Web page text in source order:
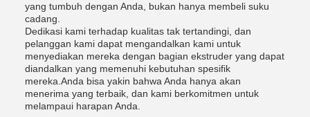
yang tumbuh dengan Anda, bukan hanya membeli suku
cadang.
Dedikasi kami terhadap kualitas tak tertandingi, dan
pelanggan kami dapat mengandalkan kami untuk
menyediakan mereka dengan bagian ekstruder yang dapat
diandalkan yang memenuhi kebutuhan spesifik
mereka.Anda bisa yakin bahwa Anda hanya akan
menerima yang terbaik, dan kami berkomitmen untuk
melampaui harapan Anda.